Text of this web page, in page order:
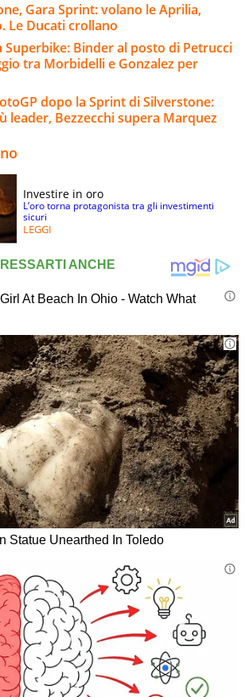
Gara Sprint: volano le Aprilia,
Le Ducati crollano
Superbike: Binder al posto di Petrucci
tra Morbidelli e Gonzalez per
dopo la Sprint di Silverstone:
leader, Bezzecchi supera Marquez
Investire in oro
L’oro torna protagonista tra gli investimenti
sicuri
LEGGI